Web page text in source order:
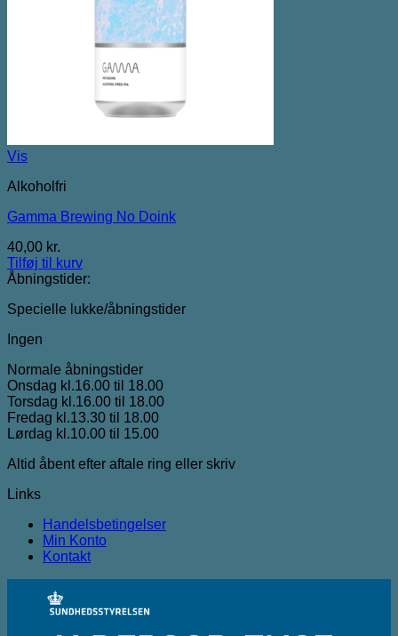
Vis
Alkoholfri
Gamma Brewing No Doink
40,00 kr.
Tilføj til kurv
Åbningstider:
Specielle lukke/åbningstider
Ingen
Normale åbningstider
Onsdag kl.16.00 til 18.00
Torsdag kl.16.00 til 18.00
Fredag kl.13.30 til 18.00
Lørdag kl.10.00 til 15.00
Altid åbent efter aftale ring eller skriv
Links
Handelsbetingelser
Min Konto
Kontakt